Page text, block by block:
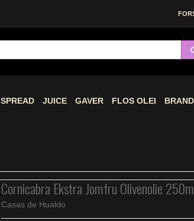
SPREAD JUICE GAVER FLOS OLEI
Cornicabra Ekstra Jomfru Olivenolie
Casas de Hualdo